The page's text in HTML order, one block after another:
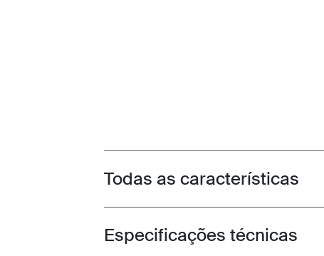
Toggle features
Todas as características
Toggle techspec
Especificações técnicas